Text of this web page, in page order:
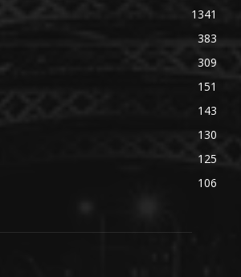
1341
383
309
151
143
130
125
106